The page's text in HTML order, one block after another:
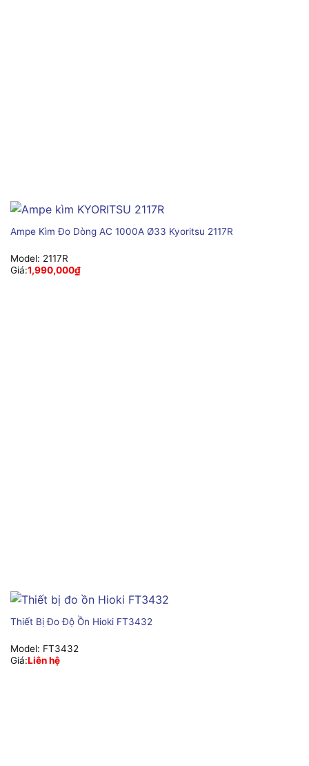
Ampe Kìm Đo Dòng AC 1000A Ø33 Kyoritsu 2117R
Model: 2117R
Giá:1,990,000₫
Thiết Bị Đo Độ Ồn Hioki FT3432
Model: FT3432
Giá:Liên hệ